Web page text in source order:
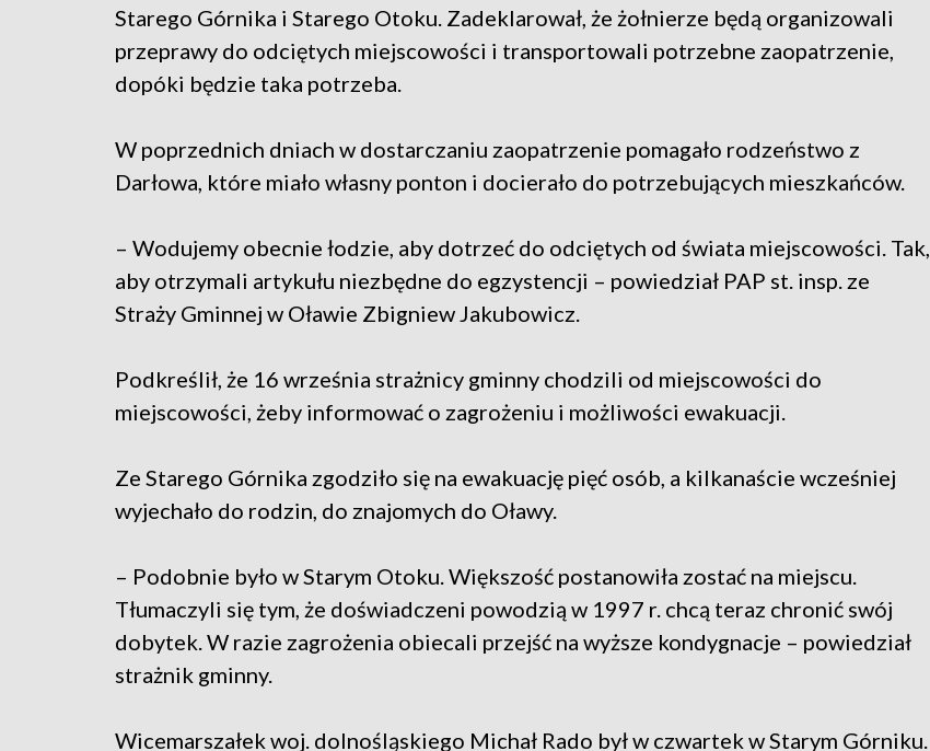
Starego Górnika i Starego Otoku. Zadeklarował, że żołnierze będą organizowali
przeprawy do odciętych miejscowości i transportowali potrzebne zaopatrzenie,
dopóki będzie taka potrzeba.
W poprzednich dniach w dostarczaniu zaopatrzenie pomagało rodzeństwo z
Darłowa, które miało własny ponton i docierało do potrzebujących mieszkańców.
– Wodujemy obecnie łodzie, aby dotrzeć do odciętych od świata miejscowości. Tak,
aby otrzymali artykułu niezbędne do egzystencji – powiedział PAP st. insp. ze
Straży Gminnej w Oławie Zbigniew Jakubowicz.
Podkreślił, że 16 września strażnicy gminny chodzili od miejscowości do
miejscowości, żeby informować o zagrożeniu i możliwości ewakuacji.
Ze Starego Górnika zgodziło się na ewakuację pięć osób, a kilkanaście wcześniej
wyjechało do rodzin, do znajomych do Oławy.
– Podobnie było w Starym Otoku. Większość postanowiła zostać na miejscu.
Tłumaczyli się tym, że doświadczeni powodzią w 1997 r. chcą teraz chronić swój
dobytek. W razie zagrożenia obiecali przejść na wyższe kondygnacje – powiedział
strażnik gminny.
Wicemarszałek woj. dolnośląskiego Michał Rado był w czwartek w Starym Górniku.